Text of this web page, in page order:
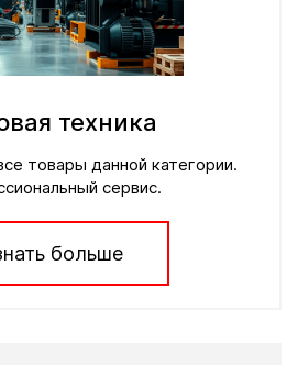
техника
товары данной категории.
сервис.
больше